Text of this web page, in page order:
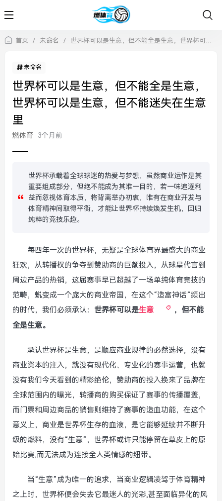
首页 / 未命名 / 世界杯可以是生意，但不能全是生意，世界杯可以是生意，但不能迷失在生意里
未命名
世界杯可以是生意，但不能全是生意，
世界杯可以是生意，但不能迷失在生意
里
燃体育 3个月前
世界杯承载着全球球迷的热爱与梦想，虽然商业运作是其
重要组成部分，但绝不能成为其唯一目的，若一味追逐利
益而忽视体育本质，将背离举办初衷，唯有在商业开发与
体育精神间取得平衡，才能让世界杯持续焕发生机，回归
纯粹的竞技乐趣。
每四年一次的世界杯，无疑是全球体育界最盛大的商业
狂欢，从转播权的争夺到赞助商的巨额投入，从球星代言到
周边产品的热销，这届赛事早已超越了一场单纯体育竞技的
范畴，蜕变成一个庞大的商业帝国，在这个“造富神话”频出
的时代，我们必须承认： 世界杯可以是生意
，但不能
全是生意。
承认世界杯是生意，是顺应商业规律的必然选择，没有
商业资本的注入，就没有现代化、专业化的赛事运营，也就
没有我们今天看到的精彩绝伦，赞助商的投入换来了品牌在
全球范围内的曝光，转播商的购买保证了赛事的传播覆盖，
而门票和周边商品的销售则维持了赛事的造血功能，在这个
意义上，商业是世界杯生存的血液，是它能够延续并不断升
级的燃料，没有“生意”，世界杯或许只能停留在草皮上的原
始比赛,而无法成为连接全人类情感的纽带。
当“生意”成为唯一的追求，当商业逻辑凌驾于体育精神
之上时，世界杯便会失去它最迷人的光彩,甚至面临异化的风